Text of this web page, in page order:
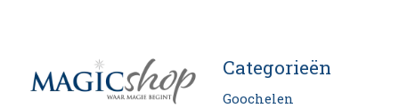
Categorieën
Goochelen